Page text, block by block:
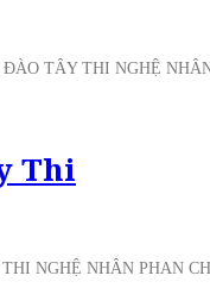
ĐÀO TÂY THI NGHỆ
Thi
THI NGHỆ NHÂN PHAN